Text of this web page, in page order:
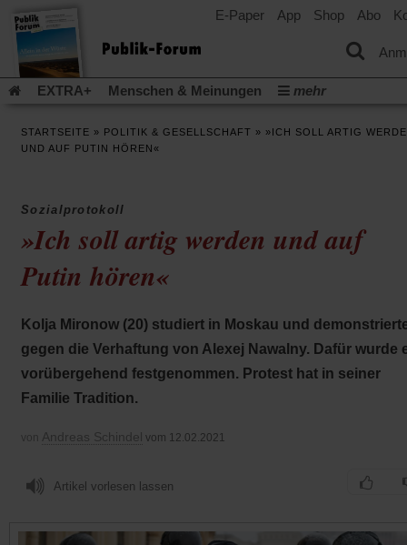
E-Paper App Shop Abo
EXTRA+ Menschen & Meinungen
mehr
Aufstehen & Handeln
Leserinitiative Publik-Forum e.V.
Urlaub und Nichtstun(Öffnet
einem
Gefährlicher Reichtum(ÖffnetKrieg in
Gleichberechtigung
neuen
Tab)
einem
neuen
Tab)
Flucht und Migration
Video-Podcast »Veranstaltungen«
Podcast »Veranstaltungen«
Schriftgröße ändern:
STARTSEITE » POLITIK & GESELLSCHAFT » »ICH SOLL ARTIG
UND AUF PUTIN HÖREN«
Sozialprotokoll
»Ich soll artig werden und auf
Putin hören«
Kolja Mironow (20) studiert in Moskau und
gegen die Verhaftung von Alexej Nawalny. Dafür wurde
vorübergehend festgenommen. Protest hat in seiner
Familie Tradition.
von Andreas Schindel vom 12.02.2021
Artikel vorlesen lassen